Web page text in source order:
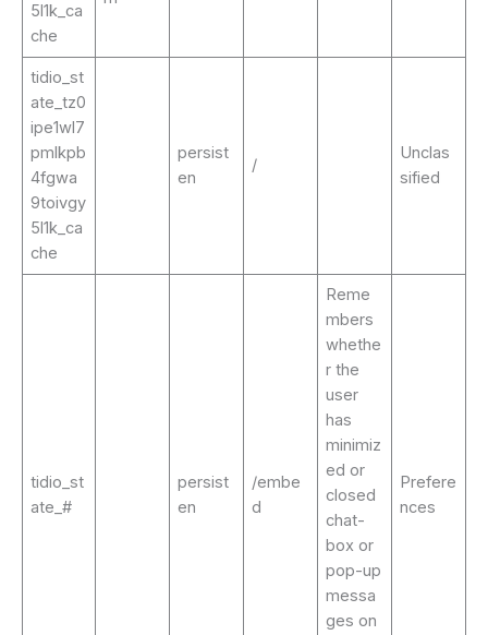
5l1k_ca
che
tidio_st
ate_tz0
ipe1wl7
pmlkpb
4fgwa
9toivgy
5l1k_ca
che
persist
en
/
Unclas
sified
tidio_st
ate_#
persist
en
/embe
d
Reme
mbers
whethe
r the
user
has
minimiz
ed or
closed
chat-
box or
pop-up
messa
ges on
Prefere
nces